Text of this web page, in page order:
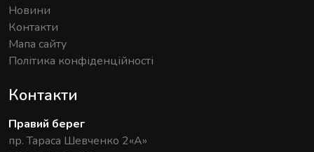
Новини
Контакти
Мапа сайту
Політика конфіденційності
Контакти
Правий берег
пр. Тараса Шевченко 2«А»